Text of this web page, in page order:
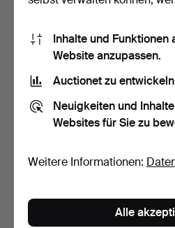
PUPPEN, 7 Stück,
hauptsächlich Barbie, 196…
Beendet 19. Apr 2026
1 Gebot
1
Inhalte und Funktionen
Website anzupassen.
Auctionet zu
Neuigkeiten und
Websites für Sie zu
Weitere Informationen:
Alle